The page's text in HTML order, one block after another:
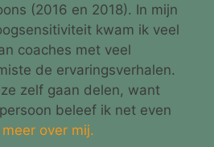
(2016 en 2018). In mijn
kwam ik veel
coaches met veel
de ervaringsverhalen.
zelf gaan delen, want
beleef ik net even
over mij.